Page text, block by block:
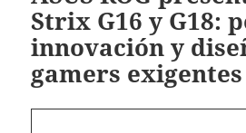
Strix G16 y G18:
innovación y
gamers exigentes